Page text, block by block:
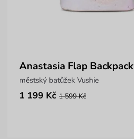
Anastasia Flap Backpack
městský batůžek Vushie
1 199 Kč 1 599 Kč